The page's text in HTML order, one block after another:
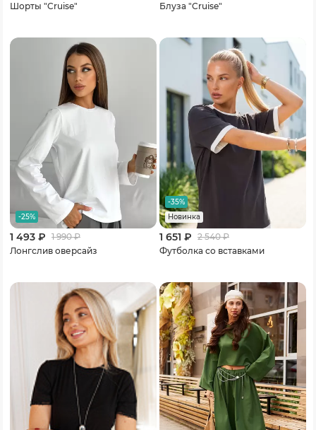
Шорты "Cruise"
Блуза "Cruise"
-25%
1 493 ₽ 1 990₽
Лонгслив оверсайз
-35%
Новинка
1 651 ₽ 2 540₽
Футболка со вставками